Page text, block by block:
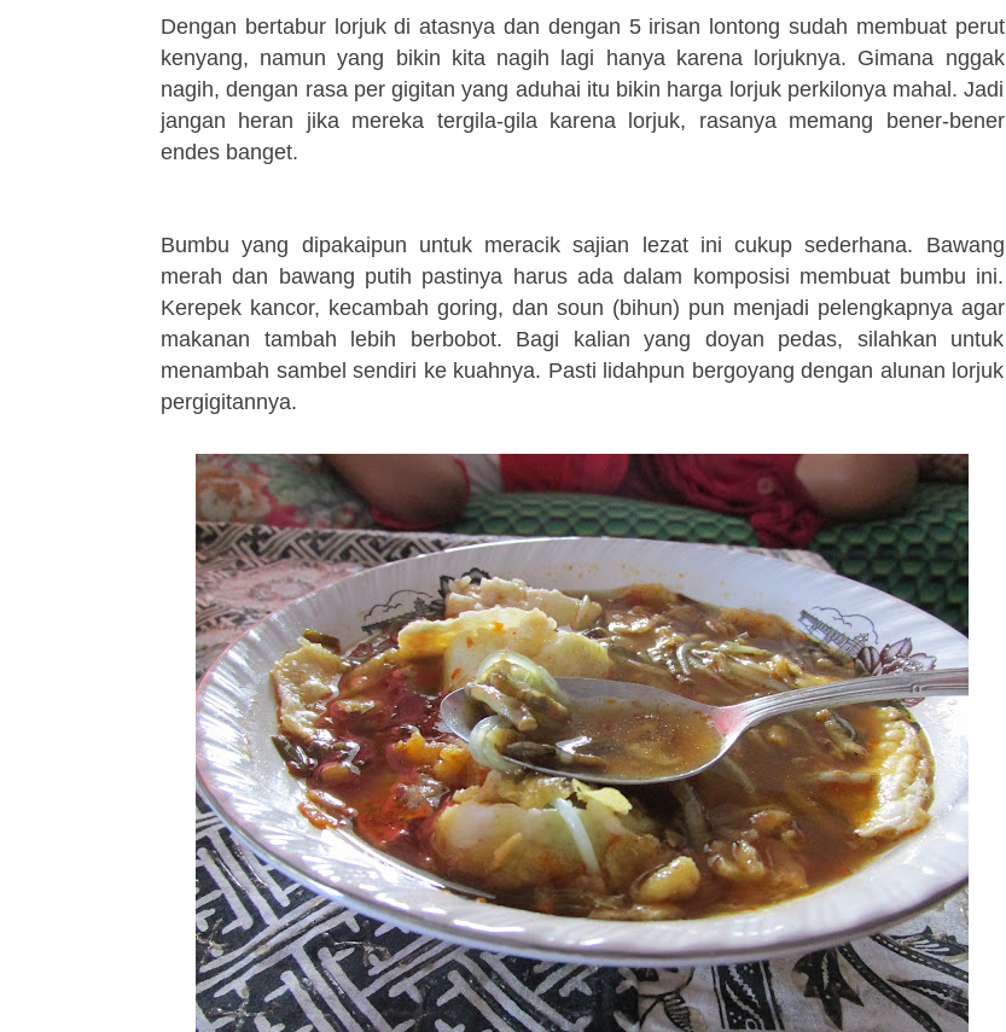
Dengan bertabur lorjuk di atasnya dan dengan 5 irisan lontong sudah membuat perut
kenyang, namun yang bikin kita nagih lagi hanya karena lorjuknya. Gimana nggak
nagih, dengan rasa per gigitan yang aduhai itu bikin harga lorjuk perkilonya mahal. Jadi
jangan heran jika mereka tergila-gila karena lorjuk, rasanya memang bener-bener
endes banget.
Bumbu yang dipakaipun untuk meracik sajian lezat ini cukup sederhana. Bawang
merah dan bawang putih pastinya harus ada dalam komposisi membuat bumbu ini.
Kerepek kancor, kecambah goring, dan soun (bihun) pun menjadi pelengkapnya agar
makanan tambah lebih berbobot. Bagi kalian yang doyan pedas, silahkan untuk
menambah sambel sendiri ke kuahnya. Pasti lidahpun bergoyang dengan alunan lorjuk
pergigitannya.